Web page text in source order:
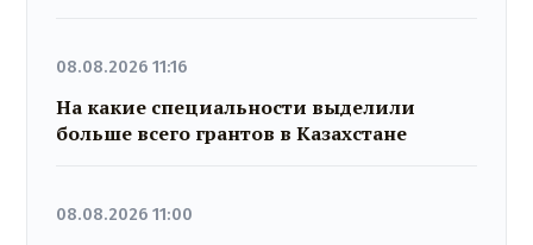
08.08.2026 11:16
На какие специальности выделили
больше всего грантов в Казахстане
08.08.2026 11:00